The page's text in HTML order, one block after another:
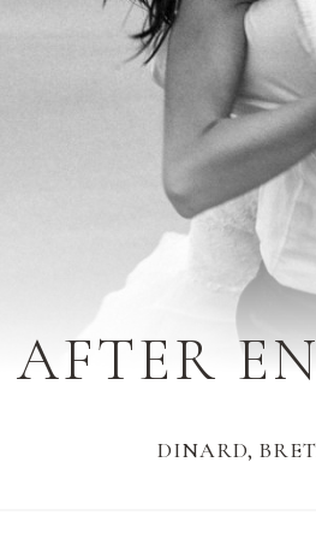
DINARD,